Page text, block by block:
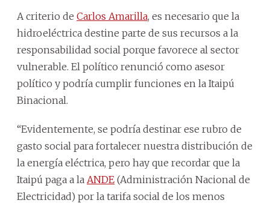
A criterio de Carlos Amarilla, es necesario que la
hidroeléctrica destine parte de sus recursos a la
responsabilidad social porque favorece al sector
vulnerable. El político renunció como asesor
político y podría cumplir funciones en la Itaipú
Binacional.
“Evidentemente, se podría destinar ese rubro de
gasto social para fortalecer nuestra distribución de
la energía eléctrica, pero hay que recordar que la
Itaipú paga a la ANDE (Administración Nacional de
Electricidad) por la tarifa social de los menos